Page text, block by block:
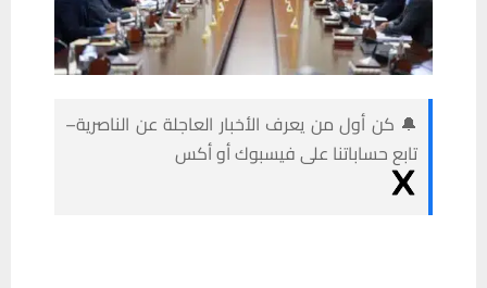
🔔 كن أول من يعرف الأخبار العاجلة عن الناصرية–
تابع حساباتنا على فيسبوك أو أكس